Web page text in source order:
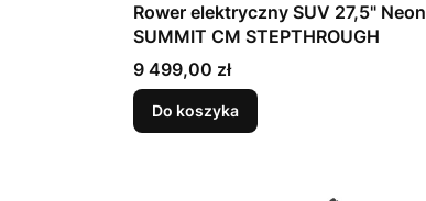
Rower elektryczny SUV 27,5" Neon
SUMMIT CM STEPTHROUGH
Cena
9 499,00 zł
Do koszyka